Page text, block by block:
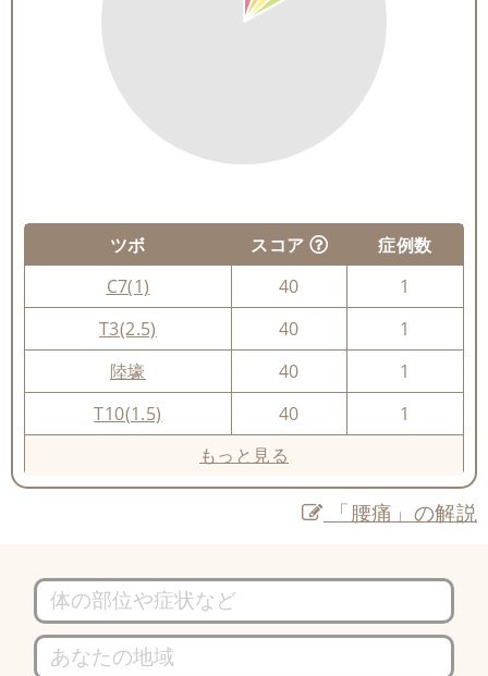
ツボ スコア
症例数
C7(1)
40
1
T3(2.5)
40
1
陸壕
40
1
T10(1.5)
40
1
もっと見る
「腰痛」の解説